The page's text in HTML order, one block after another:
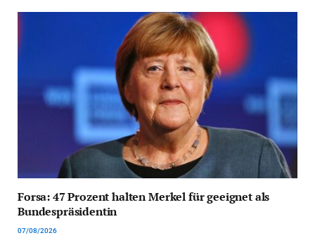
Forsa: 47 Prozent halten Merkel für geeignet als
Bundespräsidentin
07/08/2026